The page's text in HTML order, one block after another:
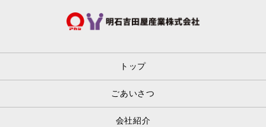
トップ
ごあいさつ
会社紹介